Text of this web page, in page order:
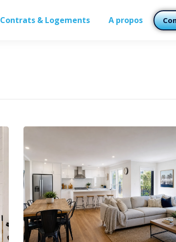
Contrats & Logements A propos